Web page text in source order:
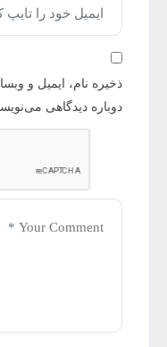
ذخیره نام، ایمیل و
دوباره دیدگاهی